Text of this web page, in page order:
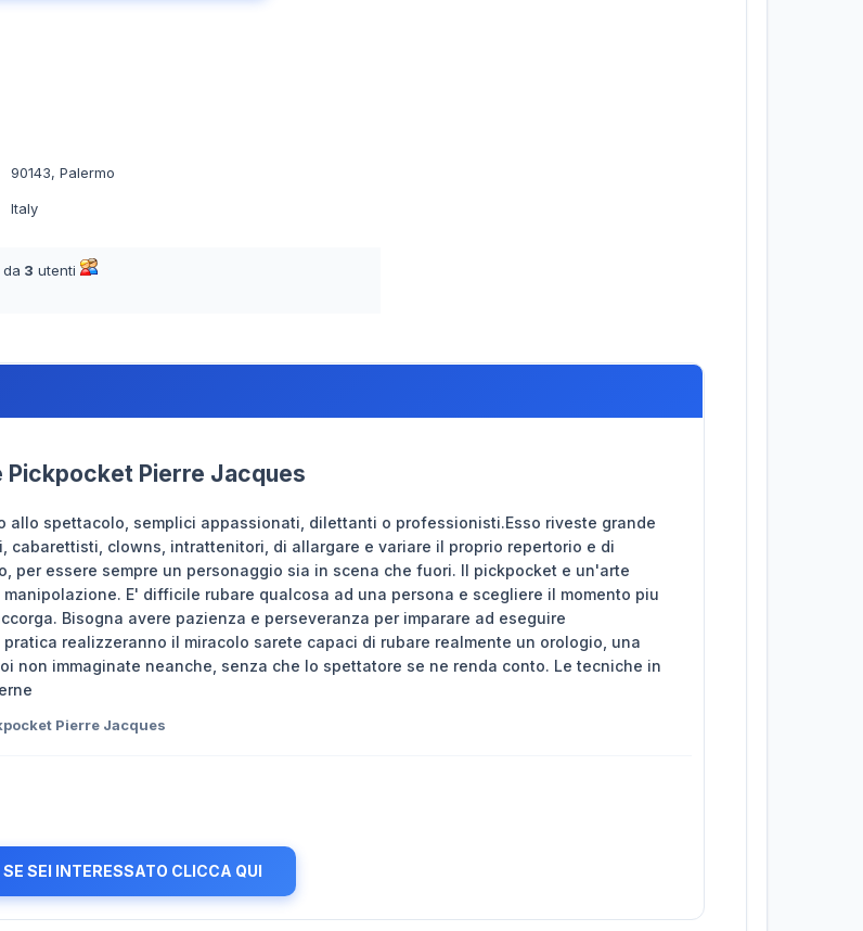
90143, Palermo
Italy
3 utenti
Pickpocket Pierre Jacques
allo spettacolo, semplici appassionati, dilettanti o professionisti.Esso riveste grande
cabarettisti, clowns, intrattenitori, di allargare e variare il proprio repertorio e di
per essere sempre un personaggio sia in scena che fuori. Il pickpocket e un'arte
E' difficile rubare qualcosa ad una persona e scegliere il momento piu
Bisogna avere pazienza e perseveranza per imparare ad eseguire
realizzeranno il miracolo sarete capaci di rubare realmente un orologio, una
non immaginate neanche, senza che lo spettatore se ne renda conto. Le tecniche in
Pierre Jacques
SE SEI INTERESSATO CLICCA QUI